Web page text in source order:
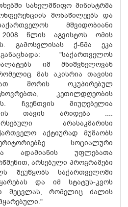
სახელმწიფო მინისტრმა
მონაწილეებს და
მშვიდობიანი
2008 წლის აგვისტოს ომის
გამოსვლისას ქ-ნმა ეკა
"საქართველოს
იმ მნიშვნელოვან
მას აკისრია თავისი
შორის ოკუპირებულ
კეთილდღეობის
ჩვენთვის მიუღებელია
თავის არიდება ....
არასაკმარისი
აქტიურად მუშაობს
სოციალური
ადამიანის უფლებათა
არსებული პროგრამები
შეუწყობს საქართველოში
და იმ სტატუს-კვოს
შეცვლას, რომელიც ძალის